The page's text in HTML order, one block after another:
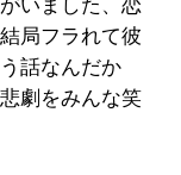
いました、恋
局フラれて彼
話なんだか
劇をみんな笑